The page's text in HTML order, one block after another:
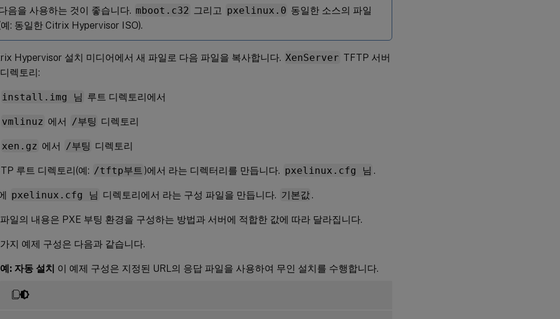
음을 사용하는 것이 좋습니다. mboot.c32 그리고 pxelinux.0 동일한 소스의 파일
: 동일한 Citrix Hypervisor ISO).
Hypervisor 설치 미디어에서 새 파일로 다음 파일을 복사합니다. XenServer TFTP 서버
렉토리:
install.img 님 루트 디렉토리에서
vmlinuz 에서 /부팅 디렉토리
xen.gz 에서 /부팅 디렉토리
루트 디렉토리(예: /tftp부트 )에서 라는 디렉터리를 만듭니다. pxelinux.cfg 님 .
pxelinux.cfg 님 디렉토리에서 라는 구성 파일을 만듭니다. 기본값 .
일의 내용은 PXE 부팅 환경을 구성하는 방법과 서버에 적합한 값에 따라 달라집니다.
지 예제 구성은 다음과 같습니다.
예: 자동 설치 이 예제 구성은 지정된 URL의 응답 파일을 사용하여 무인 설치를 수행합니다.